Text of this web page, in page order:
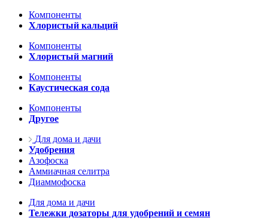
Компоненты
Хлористый кальций
Компоненты
Хлористый магний
Компоненты
Каустическая сода
Компоненты
Другое
Для дома и дачи
Удобрения
Азофоска
Аммиачная селитра
Диаммофоска
Для дома и дачи
Тележки дозаторы для удобрений и семян